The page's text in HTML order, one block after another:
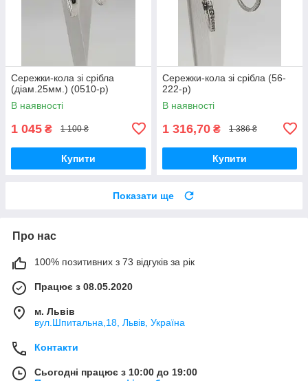
Сережки-кола зі срібла
(діам.25мм.) (0510-р)
В наявності
1 045 ₴ 1 100 ₴
Купити
Сережки-кола зі срібла (56-
222-р)
В наявності
1 316,70 ₴ 1 386 ₴
Купити
Показати ще
Про нас
100% позитивних з 73 відгуків за рік
Працює з 08.05.2020
м. Львів
вул.Шпитальна,18, Львів, Україна
Контакти
Сьогодні працює з 10:00 до 19:00